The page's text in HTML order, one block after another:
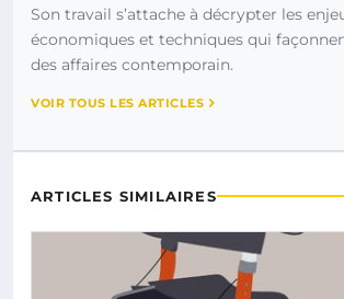
Son travail s’attache à décrypter les
économiques et techniques qui
des affaires contemporain.
VOIR TOUS LES ARTICLES
ARTICLES SIMILAIRES